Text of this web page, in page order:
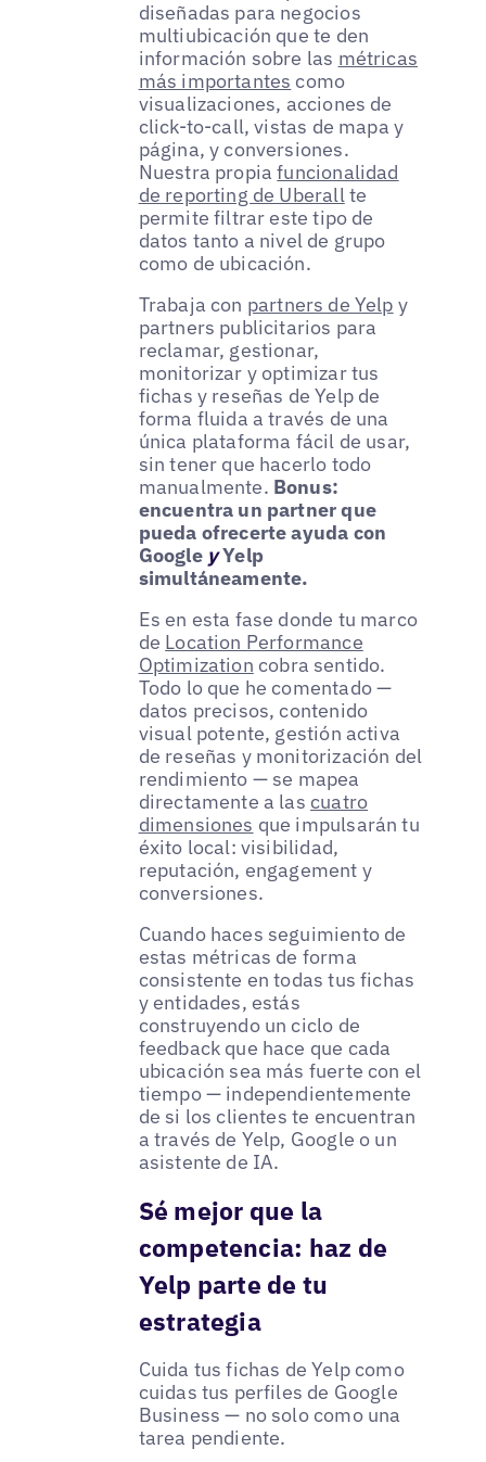
diseñadas para negocios
multiubicación que te den
información sobre las métricas
más importantes como
visualizaciones, acciones de
click-to-call, vistas de mapa y
página, y conversiones.
Nuestra propiafuncionalidad
de reporting de Uberallte
permite filtrar este tipo de
datos tanto a nivel de grupo
como de ubicación.
Trabaja con partners de Yelp y
partners publicitarios para
reclamar, gestionar,
monitorizar y optimizar tus
fichas y reseñas de Yelp de
forma fluida a través de una
única plataforma fácil de usar,
sin tener que hacerlo todo
manualmente. Bonus:
encuentra un partner que
pueda ofrecerte ayuda con
Google yYelp
simultáneamente.
Es en esta fase donde tu marco
de Location Performance
Optimization cobra sentido.
Todo lo que he comentado —
datos precisos, contenido
visual potente, gestión activa
de reseñas y monitorización del
rendimiento — se mapea
directamente a lascuatro
dimensiones que impulsarán tu
éxito local: visibilidad,
reputación, engagement y
conversiones.
Cuando haces seguimiento de
estas métricas de forma
consistente en todas tus fichas
y entidades, estás
construyendo un ciclo de
feedback que hace que cada
ubicación sea más fuerte con el
tiempo — independientemente
de si los clientes te encuentran
a través de Yelp, Google o un
asistente de IA.
Sé mejor que la
competencia: haz de
Yelp parte de tu
estrategia
Cuida tus fichas de Yelp como
cuidas tus perfiles de Google
Business — no solo como una
tarea pendiente.